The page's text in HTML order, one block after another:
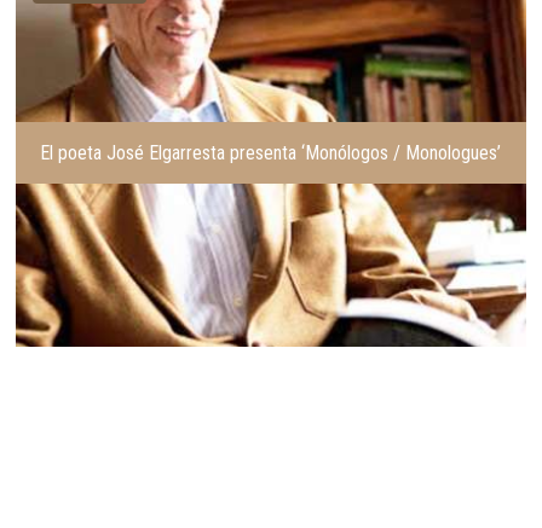
El poeta José Elgarresta presenta ‘Monólogos / Monologues’